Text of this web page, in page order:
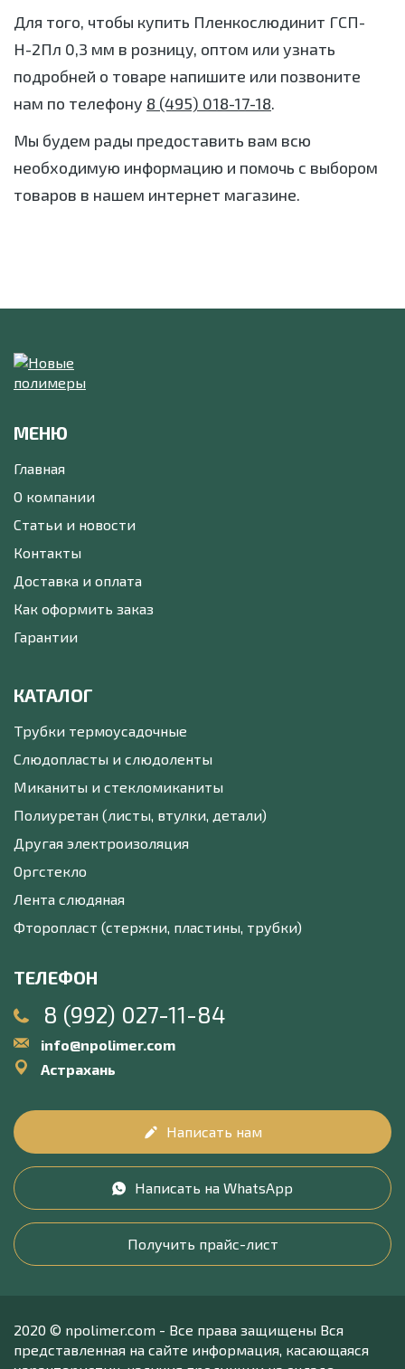
Для того, чтобы купить Пленкослюдинит ГСП-
Н-2Пл 0,3 мм в розницу, оптом или узнать
подробней о товаре напишите или позвоните
нам по телефону 8 (495) 018-17-18.
Мы будем рады предоставить вам всю
необходимую информацию и помочь с выбором
товаров в нашем интернет магазине.
МЕНЮ
Главная
О компании
Статьи и новости
Контакты
Доставка и оплата
Как оформить заказ
Гарантии
КАТАЛОГ
Трубки термоусадочные
Слюдопласты и слюдоленты
Миканиты и стекломиканиты
Полиуретан (листы, втулки, детали)
Другая электроизоляция
Оргстекло
Лента слюдяная
Фторопласт (стержни, пластины, трубки)
ТЕЛЕФОН
8 (992) 027-11-84
info@npolimer.com
Астрахань
Написать нам
Написать на WhatsApp
Получить прайс-лист
2020 © npolimer.com - Все права защищены Вся
представленная на сайте информация, касающаяся